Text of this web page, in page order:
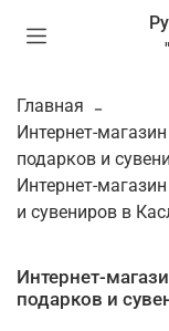
Главная
Интернет-
подарков и
Интернет-
и сувениров в
Интернет-
подарков и